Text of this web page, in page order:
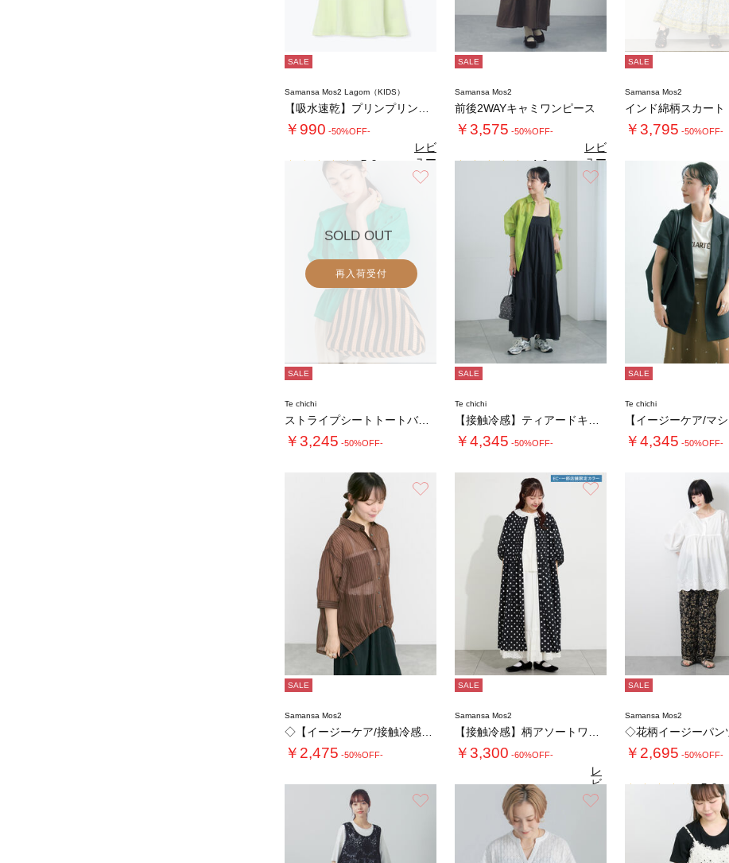
SALE
Samansa Mos2 Lagom（KIDS）
￥990 -50%OFF-
5.0
レビ
ュー
を見
る
SALE
Samansa Mos2
前後2WAYキャミワンピース
￥3,575 -50%OFF-
4.6（5）
レビ
ュー
を見
る
SALE
Samansa Mos2
インド綿柄スカート
￥3,795 -50%OFF-
4.4
SOLD OUT
再入荷受付
SALE
Te chichi
ストライプシートトートバッグ(大)
￥3,245 -50%OFF-
SALE
Te chichi
￥4,345 -50%OFF-
SALE
Te chichi
￥4,345 -50%OFF-
SALE
Samansa Mos2
￥2,475 -50%OFF-
お気に入り
SALE
Samansa Mos2
￥3,300 -60%OFF-
4.8
レ
ビ
ュ
ー
SALE
Samansa Mos2
◇花柄イージーパン
￥2,695 -50%OFF-
5.0（